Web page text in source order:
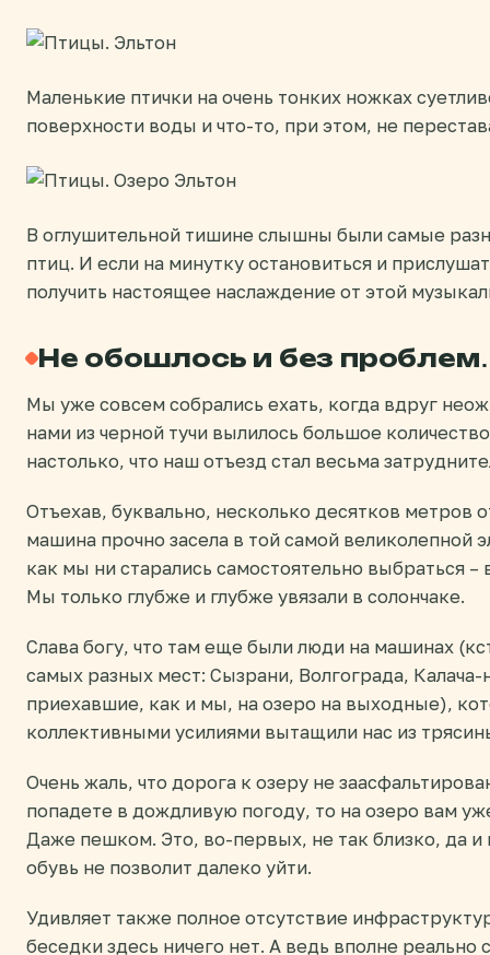
Маленькие птички на очень тонких ножках
поверхности воды и что-то, при этом, не
В оглушительной тишине слышны были самые
птиц. И если на минутку остановиться и
получить настоящее наслаждение от этой
Не обошлось и без
Мы уже совсем собрались ехать, когда вдруг
нами из черной тучи вылилось большое
настолько, что наш отъезд стал весьма
Отъехав, буквально, несколько десятков метров
машина прочно засела в той самой великолепной
как мы ни старались самостоятельно выбраться –
Мы только глубже и глубже увязали в солончаке.
Слава богу, что там еще были люди на машинах
самых разных мест: Сызрани, Волгограда,
приехавшие, как и мы, на озеро на выходные),
коллективными усилиями вытащили нас из
Очень жаль, что дорога к озеру не
попадете в дождливую погоду, то на озеро вам
Даже пешком. Это, во-первых, не так близко, да и
обувь не позволит далеко уйти.
Удивляет также полное отсутствие
беседки здесь ничего нет. А ведь вполне реально